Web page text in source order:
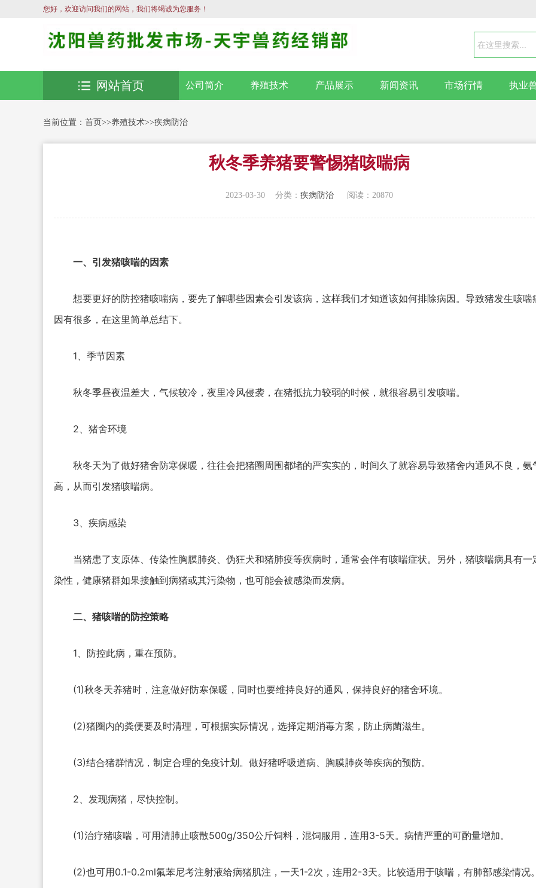
您好，欢迎访问我们的网站，我们将竭诚为您服务！
公司简介 养殖技术 产品展示 新闻资讯 市场行情 执业
网站首页
当前位置： 首页>>养殖技术>>疾病防治
秋冬季养猪要警惕猪咳喘病
2023-03-30 分类：疾病防治 阅读：20870
一、引发猪咳喘的因素
想要更好的防控猪咳喘病，要先了解哪些因素会引发该病，这样我们才知道该如何排除病因。导致猪发生咳喘
因有很多，在这里简单总结下。
1、季节因素
秋冬季昼夜温差大，气候较冷，夜里冷风侵袭，在猪抵抗力较弱的时候，就很容易引发咳喘。
2、猪舍环境
秋冬天为了做好猪舍防寒保暖，往往会把猪圈周围都堵的严实实的，时间久了就容易导致猪舍内通风不良，氨
高，从而引发猪咳喘病。
3、疾病感染
当猪患了支原体、传染性胸膜肺炎、伪狂犬和猪肺疫等疾病时，通常会伴有咳喘症状。另外，猪咳喘病具有一
染性，健康猪群如果接触到病猪或其污染物，也可能会被感染而发病。
二、猪咳喘的防控策略
1、防控此病，重在预防。
(1)秋冬天养猪时，注意做好防寒保暖，同时也要维持良好的通风，保持良好的猪舍环境。
(2)猪圈内的粪便要及时清理，可根据实际情况，选择定期消毒方案，防止病菌滋生。
(3)结合猪群情况，制定合理的免疫计划。做好猪呼吸道病、胸膜肺炎等疾病的预防。
2、发现病猪，尽快控制。
(1)治疗猪咳喘，可用清肺止咳散500g/350公斤饲料，混饲服用，连用3-5天。病情严重的可酌量增加。
(2)也可用0.1-0.2ml氟苯尼考注射液给病猪肌注，一天1-2次，连用2-3天。比较适用于咳喘，有肺部感染情况。